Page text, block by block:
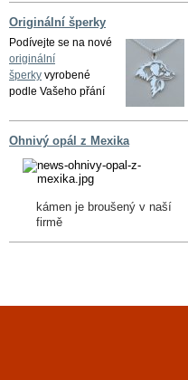
Originální šperky
Podívejte se na nové
originální
šperky vyrobené
podle Vašeho přání
Ohnivý opál z Mexika
kámen je broušený v naší
firmě